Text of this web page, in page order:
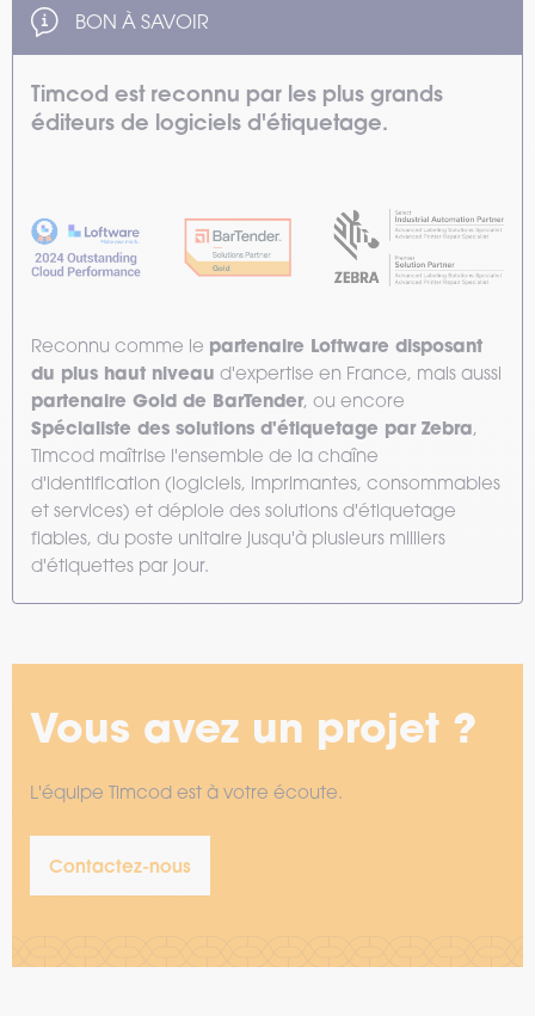
BON À SAVOIR
Timcod est reconnu par les plus grands
éditeurs de logiciels d'étiquetage.
Reconnu comme le partenaire Loftware disposant
du plus haut niveau d'expertise en France, mais aussi
partenaire Gold de BarTender, ou encore
Spécialiste des solutions d'étiquetage par Zebra,
Timcod maîtrise l'ensemble de la chaîne
d'identification (logiciels, imprimantes, consommables
et services) et déploie des solutions d'étiquetage
fiables, du poste unitaire jusqu'à plusieurs milliers
d'étiquettes par jour.
Vous avez un projet ?
L'équipe Timcod est à votre écoute.
Contactez-nous